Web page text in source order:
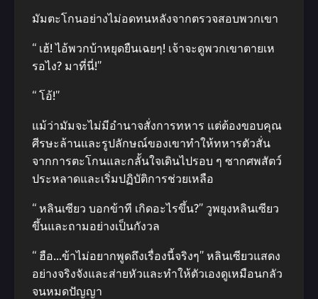
มัมตะโกนอย่างไม่อดทนหลังจากตรวจสอบพวกเขา
“ เฮ้! ไอ้พวกบ้าหยุดยืนเฉยๆ! เจ้าจะดูพวกเขาตายเห
รอไง? มาที่นี่!”
“ โอ้!”
แม้ว่ามัมจะไม่มีอำนาจสั่งการทหาร แต่ต้องขอบคุณ
ศีรษะล้านและรูปลักษณ์ของเขาทำให้ทหารตัวสั่น
จากการตะโกนและกลั้นใจเดินไปรอบ ๆ ซากศพสัตว์
ประหลาดและเริ่มปฏิบัติการช่วยเหลือ
“ หลินเซียว บอกข้าที เกิดอะไรขึ้น?” วูพยุงหลินเซียว
ขึ้นและถามอย่างเป็นกังวล
“ ฮือ…ข้าไม่อยากพูดถึงเรื่องนี้จริงๆ” หลินเซียวแสดง
อย่างจริงจังและส่ายหัวและทำให้ตัวเองดูเหมือนกลัว
จนหมดปัญญา